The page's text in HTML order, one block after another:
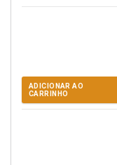
ADICIONAR AO
CARRINHO